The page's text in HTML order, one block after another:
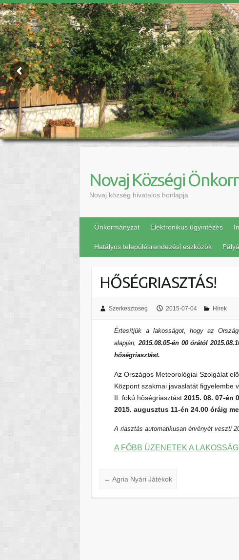
Novaj Községi
Novaj község hivatalos honlapja
Önkormányzat Elektronikus ügyintézés
Hatályos településrendezési eszközök
HŐSÉGRIASZTÁS!
Szerkesztoseg 2015-07-04 Hírek
Értesítjük a lakosságot, hogy az
alapján, 2015.08.05-én 00 órától
hőségriasztást.
Az Országos Meteorológiai Szolgálat
Központ szakmai javaslatát figyelembe
II. fokú hõségriasztást2015. 08. 07-én
2015. augusztus 11-én 24.00 óráig
A riasztás automatikusan érvényét veszti
A FŐBB ÜZENETEK A
← Agria Nyári Játékok